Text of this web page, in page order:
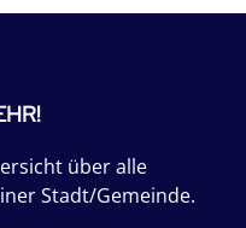
über alle
Stadt/Gemeinde.